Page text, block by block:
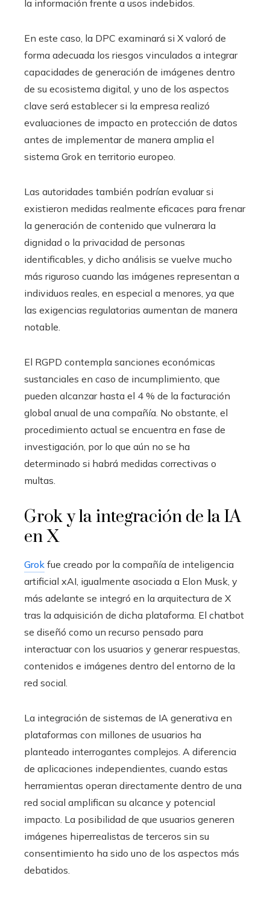
la información frente a usos indebidos.
En este caso, la DPC examinará si X valoró de
forma adecuada los riesgos vinculados a integrar
capacidades de generación de imágenes dentro
de su ecosistema digital, y uno de los aspectos
clave será establecer si la empresa realizó
evaluaciones de impacto en protección de datos
antes de implementar de manera amplia el
sistema Grok en territorio europeo.
Las autoridades también podrían evaluar si
existieron medidas realmente eficaces para frenar
la generación de contenido que vulnerara la
dignidad o la privacidad de personas
identificables, y dicho análisis se vuelve mucho
más riguroso cuando las imágenes representan a
individuos reales, en especial a menores, ya que
las exigencias regulatorias aumentan de manera
notable.
El RGPD contempla sanciones económicas
sustanciales en caso de incumplimiento, que
pueden alcanzar hasta el 4 % de la facturación
global anual de una compañía. No obstante, el
procedimiento actual se encuentra en fase de
investigación, por lo que aún no se ha
determinado si habrá medidas correctivas o
multas.
Grok y la integración de la IA
en X
Grok fue creado por la compañía de inteligencia
artificial xAI, igualmente asociada a Elon Musk, y
más adelante se integró en la arquitectura de X
tras la adquisición de dicha plataforma. El chatbot
se diseñó como un recurso pensado para
interactuar con los usuarios y generar respuestas,
contenidos e imágenes dentro del entorno de la
red social.
La integración de sistemas de IA generativa en
plataformas con millones de usuarios ha
planteado interrogantes complejos. A diferencia
de aplicaciones independientes, cuando estas
herramientas operan directamente dentro de una
red social amplifican su alcance y potencial
impacto. La posibilidad de que usuarios generen
imágenes hiperrealistas de terceros sin su
consentimiento ha sido uno de los aspectos más
debatidos.